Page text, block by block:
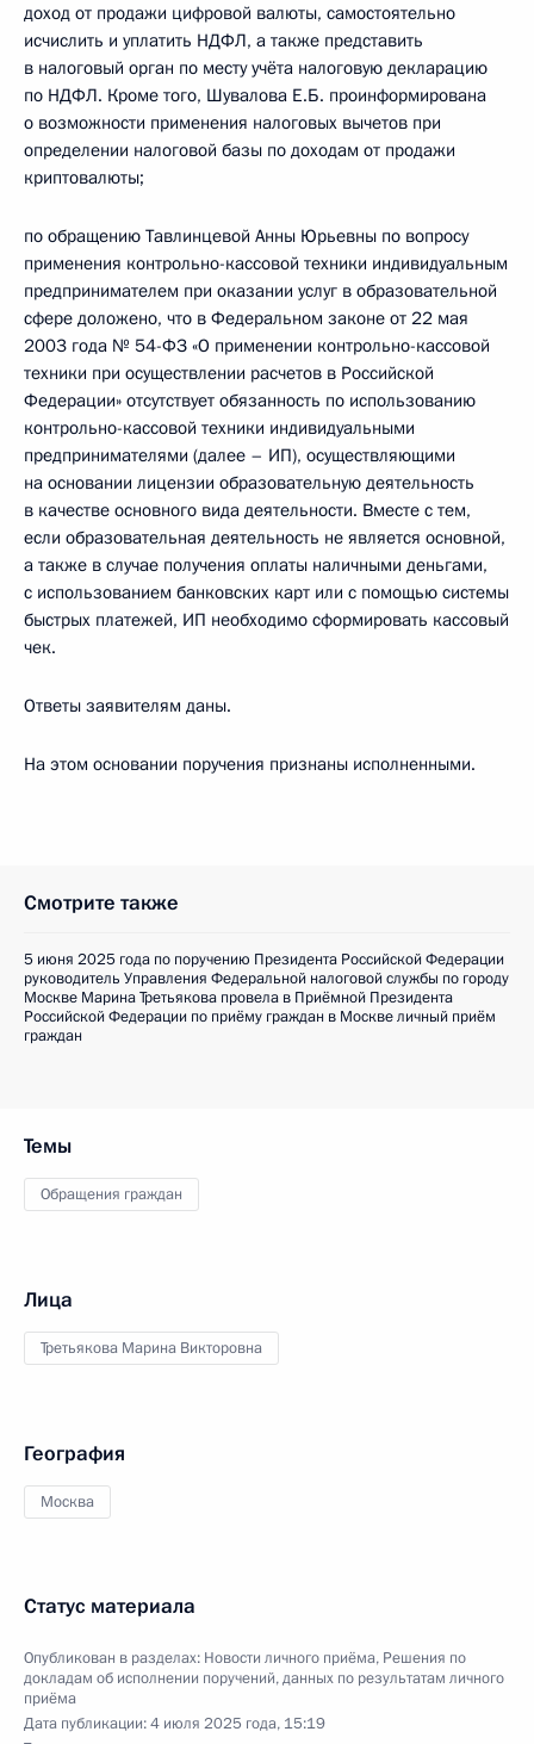
доход от продажи цифровой валюты, самостоятельно
исчислить и уплатить НДФЛ, а также представить
в налоговый орган по месту учёта налоговую декларацию
по НДФЛ. Кроме того, Шувалова Е.Б. проинформирована
о возможности применения налоговых вычетов при
определении налоговой базы по доходам от продажи
криптовалюты;
по обращению Тавлинцевой Анны Юрьевны по вопросу
применения контрольно-кассовой техники индивидуальным
предпринимателем при оказании услуг в образовательной
сфере доложено, что в Федеральном законе от 22 мая
2003 года № 54-ФЗ «О применении контрольно-кассовой
техники при осуществлении расчетов в Российской
Федерации» отсутствует обязанность по использованию
контрольно-кассовой техники индивидуальными
предпринимателями (далее – ИП), осуществляющими
на основании лицензии образовательную деятельность
в качестве основного вида деятельности. Вместе с тем,
если образовательная деятельность не является основной,
а также в случае получения оплаты наличными деньгами,
с использованием банковских карт или с помощью системы
быстрых платежей, ИП необходимо сформировать кассовый
чек.
Ответы заявителям даны.
На этом основании поручения признаны исполненными.
Смотрите также
5 июня 2025 года по поручению Президента Российской Федерации
руководитель Управления Федеральной налоговой службы по городу
Москве Марина Третьякова провела в Приёмной Президента
Российской Федерации по приёму граждан в Москве личный приём
граждан
Темы
Обращения граждан
Лица
Третьякова Марина Викторовна
География
Москва
Статус материала
Опубликован в разделах: Новости личного приёма, Решения по
докладам об исполнении поручений, данных по результатам личного
приёма
Дата публикации:4 июля 2025 года, 15:19